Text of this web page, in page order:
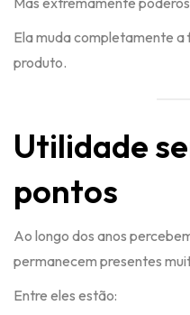
Ela muda completamente
produto.
Utilidade
pontos
Ao longo dos anos
permanecem presentes
Entre eles estão: